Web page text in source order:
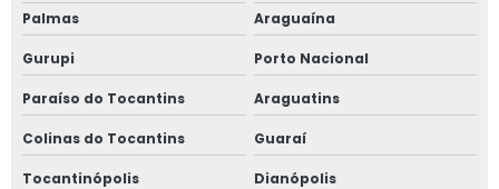
Palmas
Araguaína
Gurupi Porto Nacional
Paraíso do Tocantins Araguatins
Colinas do Tocantins Guaraí
Tocantinópolis Dianópolis